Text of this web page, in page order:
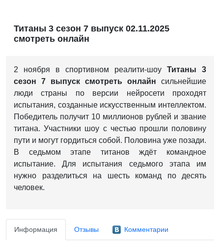
Титаны 3 сезон 7 выпуск 02.11.2025
смотреть онлайн
2 ноября в спортивном реалити-шоу Титаны 3
сезон 7 выпуск смотреть онлайн сильнейшие
люди страны по версии нейросети проходят
испытания, созданные искусственным интеллектом.
Победитель получит 10 миллионов рублей и звание
титана. Участники шоу с честью прошли половину
пути и могут гордиться собой. Половина уже позади.
В седьмом этапе титанов ждёт командное
испытание. Для испытания седьмого этапа им
нужно разделиться на шесть команд по десять
человек.
Информация Отзывы Комментарии